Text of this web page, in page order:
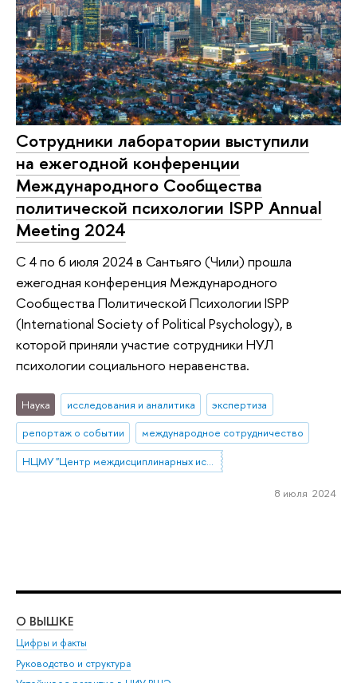
Сотрудники лаборатории выступили
на ежегодной конференции
Международного Сообщества
политической психологии ISPP Annual
Meeting 2024
С 4 по 6 июля 2024 в Сантьяго (Чили) прошла
ежегодная конференция Международного
Сообщества Политической Психологии ISPP
(International Society of Political Psychology), в
которой приняли участие сотрудники НУЛ
психологии социального неравенства.
Наука исследования и аналитика
экспертиза
репортаж о событии
международное сотрудничество
НЦМУ "Центр междисциплинарных исследований человеческого потенциала"
8 июля 2024
О ВЫШКЕ
Цифры и факты
Руководство и структура